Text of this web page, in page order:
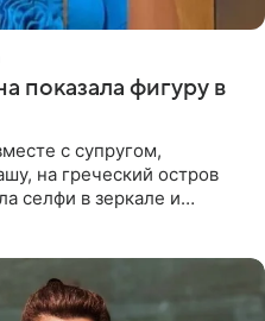
показала фигуру в
с супругом,
на греческий остров
селфи в зеркале и